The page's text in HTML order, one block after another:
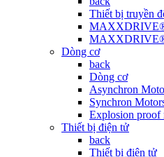
Thiết bị truyền
MAXXDRIVE®
MAXXDRIVE®
Dòng cơ
back
Dòng cơ
Asynchron
Synchron
Explosion proof
Thiết bị điện tử
back
Thiết bị điện tử